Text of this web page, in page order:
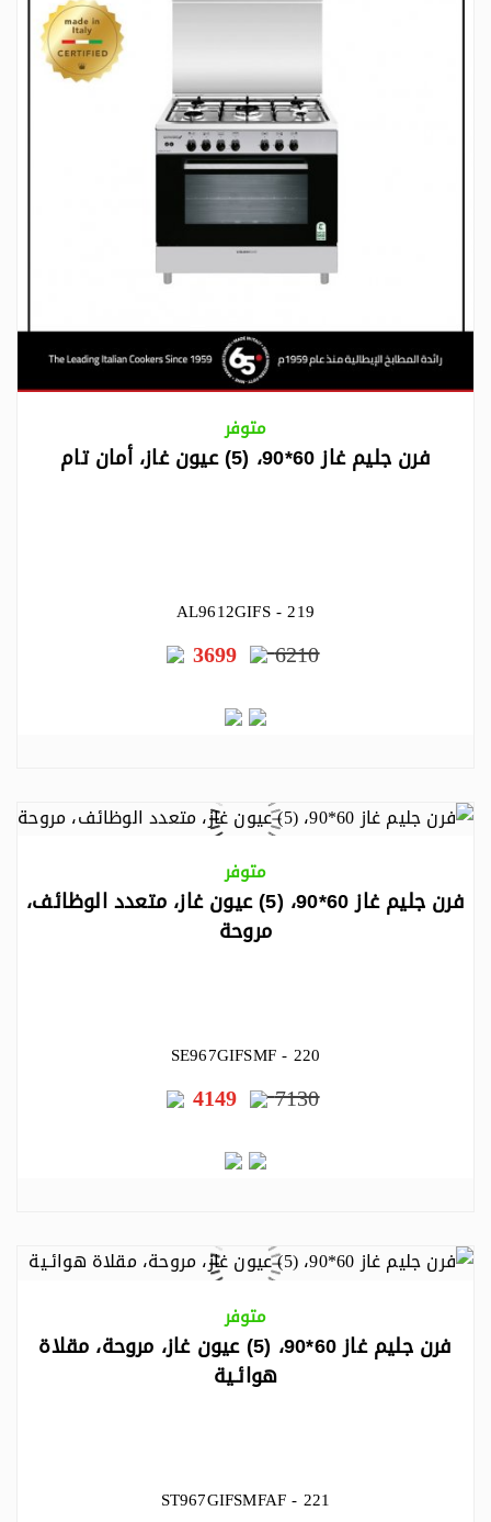
متوفر
فرن جليم غاز 60*90، (5) عيون غاز، أمان تام
AL9612GIFS - 219
6210
3699
متوفر
فرن جليم غاز 60*90، (5) عيون غاز، متعدد الوظائف،
مروحة
SE967GIFSMF - 220
7130
4149
متوفر
فرن جليم غاز 60*90، (5) عيون غاز، مروحة، مقلاة
هوائـية
ST967GIFSMFAF - 221